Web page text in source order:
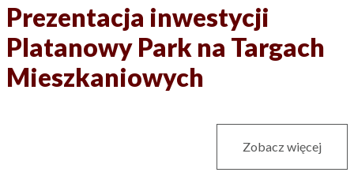
Prezentacja inwestycji
Platanowy Park na Targach
Mieszkaniowych
Zobacz więcej